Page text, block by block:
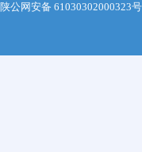
陕公网安备 61030302000323号